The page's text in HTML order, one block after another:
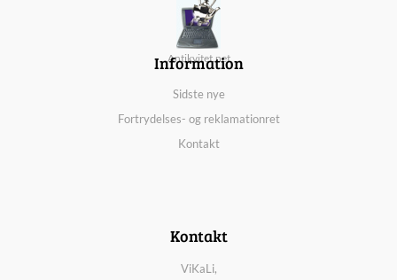
Antikvitet.net
Information
Sidste nye
Fortrydelses- og reklamationret
Kontakt
Kontakt
ViKaLi,